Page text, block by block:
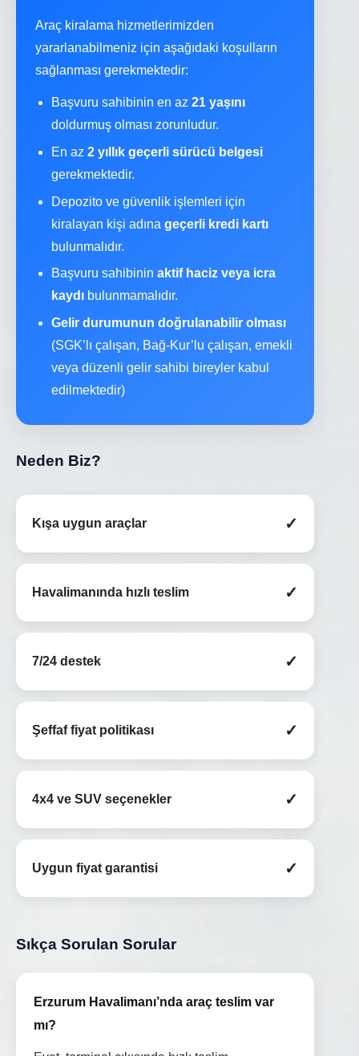
Araç kiralama hizmetlerimizden
yararlanabilmeniz için aşağıdaki koşulların
sağlanması gerekmektedir:
Başvuru sahibinin en az 21 yaşını
doldurmuş olması zorunludur.
En az 2 yıllık geçerli sürücü belgesi
gerekmektedir.
Depozito ve güvenlik işlemleri için
kiralayan kişi adına geçerli kredi kartı
bulunmalıdır.
Başvuru sahibinin aktif haciz veya icra
kaydı bulunmamalıdır.
Gelir durumunun doğrulanabilir olması
(SGK’lı çalışan, Bağ-Kur’lu çalışan, emekli
veya düzenli gelir sahibi bireyler kabul
edilmektedir)
Neden Biz?
Kışa uygun araçlar ✓
Havalimanında hızlı teslim ✓
7/24 destek ✓
Şeffaf fiyat politikası ✓
4x4 ve SUV seçenekler ✓
Uygun fiyat garantisi ✓
Sıkça Sorulan Sorular
Erzurum Havalimanı’nda araç teslim var
mı?